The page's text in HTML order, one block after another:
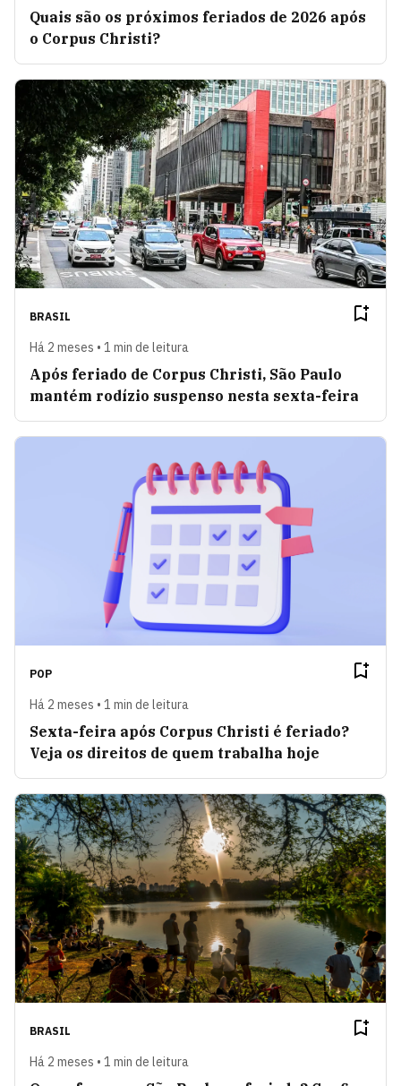
Quais são os próximos feriados de 2026 após
o Corpus Christi?
BRASIL
Há 2 meses • 1 min de leitura
Após feriado de Corpus Christi, São Paulo
mantém rodízio suspenso nesta sexta-feira
POP
Há 2 meses • 1 min de leitura
Sexta-feira após Corpus Christi é feriado?
Veja os direitos de quem trabalha hoje
BRASIL
Há 2 meses • 1 min de leitura